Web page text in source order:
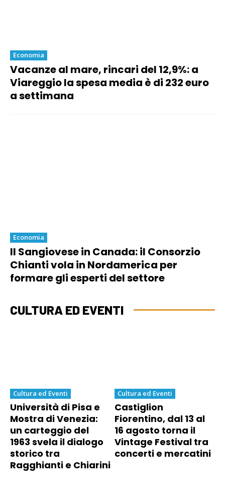
Economia
Vacanze al mare, rincari del 12,9%: a
Viareggio la spesa media è di 232 euro
a settimana
Economia
Il Sangiovese in Canada: il Consorzio
Chianti vola in Nordamerica per
formare gli esperti del settore
CULTURA ED EVENTI
Cultura ed Eventi
Università di Pisa e
Mostra di Venezia:
un carteggio del
1963 svela il dialogo
storico tra
Ragghianti e Chiarini
Cultura ed Eventi
Castiglion
Fiorentino, dal 13 al
16 agosto torna il
Vintage Festival tra
concerti e mercatini